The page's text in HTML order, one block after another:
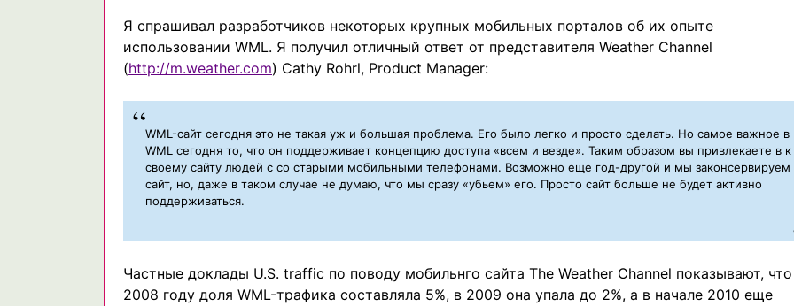
Я спрашивал разработчиков некоторых крупных мобильных порталов об их опыте
использовании WML. Я получил отличный ответ от представителя Weather Channel
(http://m.weather.com) Cathy Rohrl, Product Manager:
WML-сайт сегодня это не такая уж и большая проблема. Его было легко и просто сделать. Но самое важное в
WML сегодня то, что он поддерживает концепцию доступа «всем и везде». Таким образом вы привлекаете в к
своему сайту людей с со старыми мобильными телефонами. Возможно еще год-другой и мы законсервируем
сайт, но, даже в таком случае не думаю, что мы сразу «убьем» его. Просто сайт больше не будет активно
поддерживаться.
Частные доклады U.S. traffic по поводу мобильнго сайта The Weather Channel показывают,
2008 году доля WML-трафика составляла 5%, в 2009 она упала до 2%, а в начале 2010 еще